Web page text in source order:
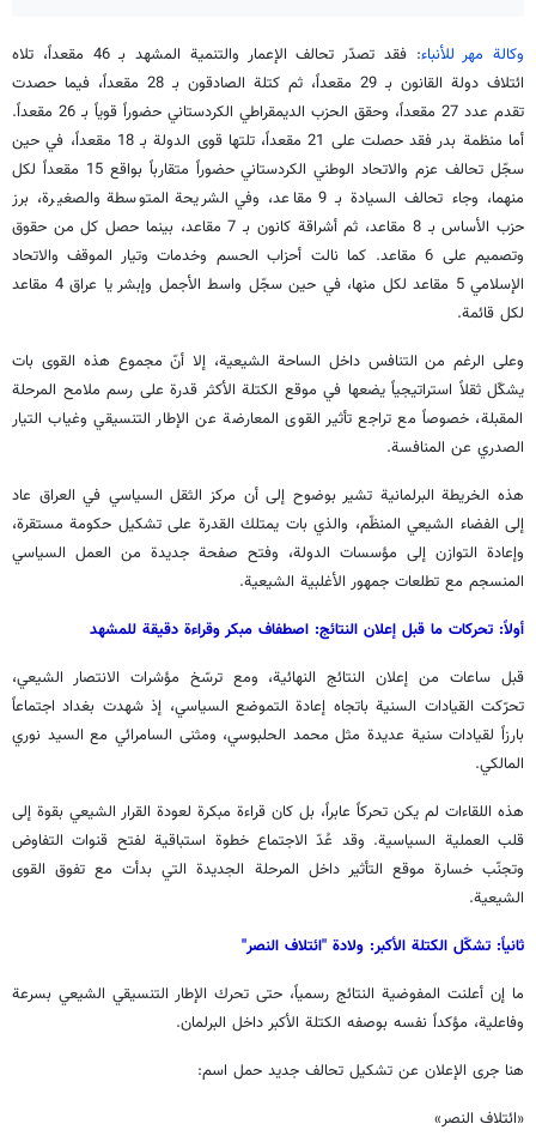
وكالة مهر للأنباء
: فقد تصدّر تحالف الإعمار والتنمية المشهد بـ 46 مقعداً، تلاه
ائتلاف دولة القانون بـ 29 مقعداً، ثم كتلة الصادقون بـ 28 مقعداً، فيما حصدت
تقدم عدد 27 مقعداً، وحقق الحزب الديمقراطي الكردستاني حضوراً قوياً بـ 26 مقعداً.
أما منظمة بدر فقد حصلت على 21 مقعداً، تلتها قوى الدولة بـ 18 مقعداً، في حين
سجّل تحالف عزم والاتحاد الوطني الكردستاني حضوراً متقارباً بواقع 15 مقعداً لكل
منهما، وجاء تحالف السيادة بـ 9 مقاعد، وفي الشريحة المتوسطة والصغيرة، برز
حزب الأساس بـ 8 مقاعد، ثم أشراقة كانون بـ 7 مقاعد، بينما حصل كل من حقوق
وتصميم على 6 مقاعد. كما نالت أحزاب الحسم وخدمات وتيار الموقف والاتحاد
الإسلامي 5 مقاعد لكل منها، في حين سجّل واسط الأجمل وإبشر يا عراق 4 مقاعد
لكل قائمة.
وعلى الرغم من التنافس داخل الساحة الشيعية، إلا أنّ مجموع هذه القوى بات
يشكّل ثقلاً استراتيجياً يضعها في موقع الكتلة الأكثر قدرة على رسم ملامح المرحلة
المقبلة، خصوصاً مع تراجع تأثير القوى المعارضة عن الإطار التنسيقي وغياب التيار
الصدري عن المنافسة.
هذه الخريطة البرلمانية تشير بوضوح إلى أن مركز الثقل السياسي في العراق عاد
إلى الفضاء الشيعي المنظّم، والذي بات يمتلك القدرة على تشكيل حكومة مستقرة،
وإعادة التوازن إلى مؤسسات الدولة، وفتح صفحة جديدة من العمل السياسي
المنسجم مع تطلعات جمهور الأغلبية الشيعية.
أولاً: تحركات ما قبل إعلان النتائج: اصطفاف مبكر وقراءة دقيقة للمشهد
قبل ساعات من إعلان النتائج النهائية، ومع ترسّخ مؤشرات الانتصار الشيعي،
تحرّكت القيادات السنية باتجاه إعادة التموضع السياسي، إذ شهدت بغداد اجتماعاً
بارزاً لقيادات سنية عديدة مثل محمد الحلبوسي، ومثنى السامرائي مع السيد نوري
المالكي.
هذه اللقاءات لم يكن تحركاً عابراً، بل كان قراءة مبكرة لعودة القرار الشيعي بقوة إلى
قلب العملية السياسية. وقد عُدّ الاجتماع خطوة استباقية لفتح قنوات التفاوض
وتجنّب خسارة موقع التأثير داخل المرحلة الجديدة التي بدأت مع تفوق القوى
الشيعية.
ثانياً: تشكّل الكتلة الأكبر: ولادة "ائتلاف النصر"
ما إن أعلنت المفوضية النتائج رسمياً، حتى تحرك الإطار التنسيقي الشيعي بسرعة
وفاعلية، مؤكداً نفسه بوصفه الكتلة الأكبر داخل البرلمان.
هنا جرى الإعلان عن تشكيل تحالف جديد حمل اسم:
«ائتلاف النصر»